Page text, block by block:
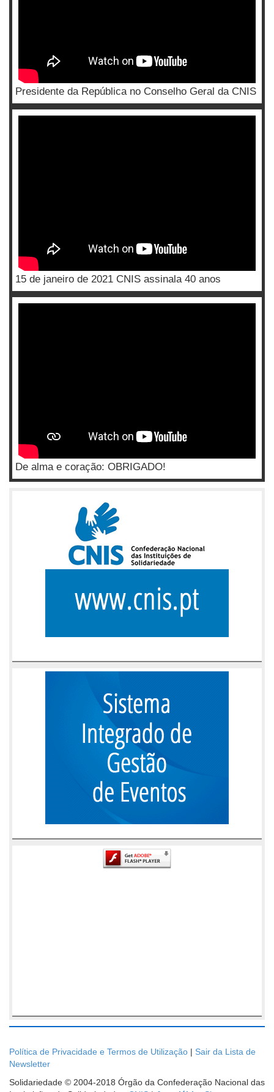
Presidente da República no Conselho Geral da CNIS
15 de janeiro de 2021 CNIS assinala 40 anos
De alma e coração: OBRIGADO!
Política de Privacidade e Termos de Utilização | Sair da Lista de
Newsletter
Solidariedade © 2004-2018 Órgão da Confederação Nacional das